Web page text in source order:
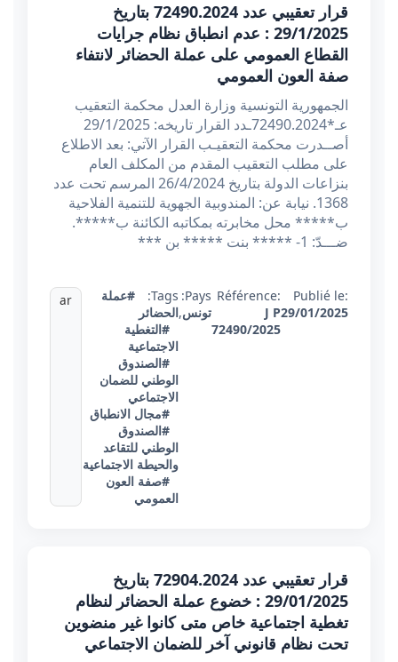
قرار تعقيبي عدد 72490.2024 بتاريخ
29/1/2025 : عدم انطباق نظام جرايات
القطاع العمومي على عملة الحضائر لانتفاء
صفة العون العمومي
الجمهورية التونسية وزارة العدل محكمة التعقيب
عـ*72490.2024ـدد القرار تاريخه: 29/1/2025
أصــدرت محكمة التعقيـب القرار الآتي: بعد الاطلاع
على مطلب التعقيب المقدم من المكلف العام
بنزاعات الدولة بتاريخ 26/4/2024 المرسم تحت عدد
1368. نيابة عن: المندوبية الجهوية للتنمية الفلاحية
ب***** محل مخابرته بمكاتبه الكائنة ب*****.
ضـــدّ: 1- ***** بنت ***** بن ***
Publié le:
29/01/2025
Référence:
J P
72490/2025
Pays:
تونس,
Tags:
#عملة
الحضائر
#التغطية
الاجتماعية
#الصندوق
الوطني للضمان
الاجتماعي
#مجال الانطباق
#الصندوق
الوطني للتقاعد
والحيطة الاجتماعية
#صفة العون
العمومي
ar
قرار تعقيبي عدد 72904.2024 بتاريخ
29/01/2025 : خضوع عملة الحضائر لنظام
تغطية اجتماعية خاص متى كانوا غير منضوين
تحت نظام قانوني آخر للضمان الاجتماعي